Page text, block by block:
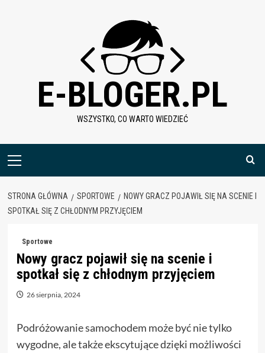
E-BLOGER.PL
WSZYSTKO, CO WARTO WIEDZIEĆ
Menu
STRONA GŁÓWNA SPORTOWE
NOWY GRACZ POJAWIŁ SIĘ NA SCENIE I
SPOTKAŁ SIĘ Z CHŁODNYM PRZYJĘCIEM
Sportowe
Nowy gracz pojawił się na scenie i
spotkał się z chłodnym przyjęciem
26 sierpnia, 2024
Podróżowanie samochodem może być nie tylko
wygodne, ale także ekscytujące dzięki możliwości